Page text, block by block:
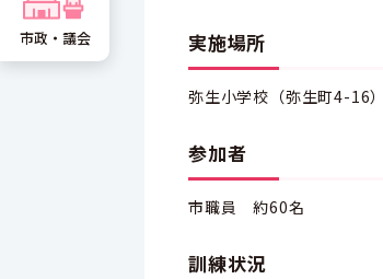
実施場所
弥生小学校（弥生町4-16）
参加者
市職員 約60名
訓練状況
市政・議会